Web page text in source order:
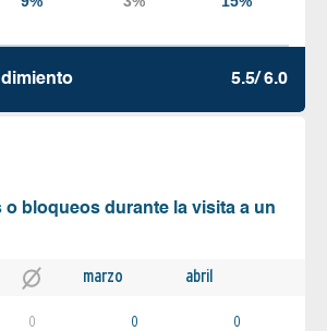
5.5/ 6.0
o bloqueos durante la visita a un
marzo abril
0 0 0